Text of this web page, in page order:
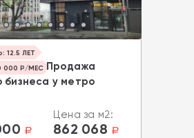
12.5 ЛЕТ
000 Р/МЕС Продажа
бизнеса у метро
a
Цена за м2:
862 068 a